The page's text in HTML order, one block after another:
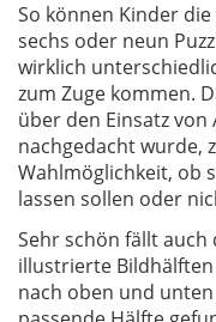
So können Kinder
sechs oder neun
wirklich
zum Zuge kommen.
über den Einsatz
nachgedacht wurde,
Wahlmöglichkeit, ob
lassen sollen oder
Sehr schön fällt auch
illustrierte
nach oben und